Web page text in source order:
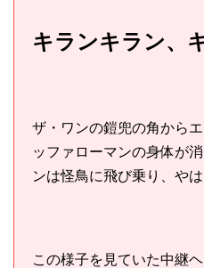
キランキラン、
ザ・ワンの鎧兜の角から
ッファローマンの身体が
ンは怪鳥に飛び乗り、や
この様子を見ていた中継ヘ